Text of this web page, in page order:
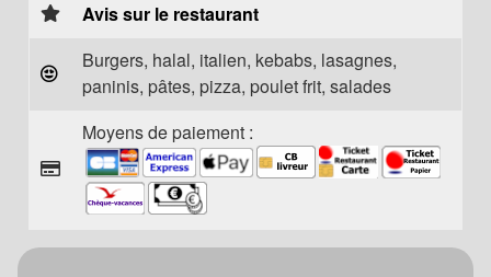
Avis sur le restaurant
Burgers, halal, italien, kebabs, lasagnes,
paninis, pâtes, pizza, poulet frit, salades
Moyens de paiement :